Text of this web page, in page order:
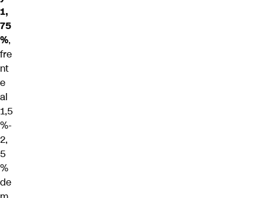
1,
75
%,
fre
nt
e
al
1,5
%-
2,
5
%
de